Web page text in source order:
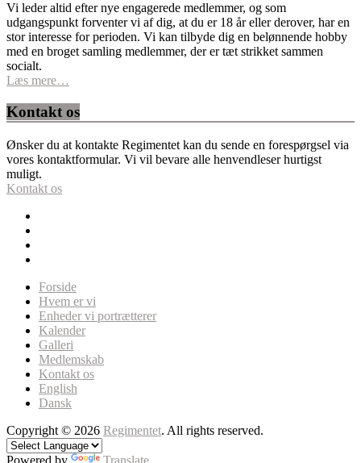
Vi leder altid efter nye engagerede medlemmer, og som
udgangspunkt forventer vi af dig, at du er 18 år eller derover, har en
stor interesse for perioden. Vi kan tilbyde dig en belønnende hobby
med en broget samling medlemmer, der er tæt strikket sammen
socialt.
Læs mere…
Kontakt os
Ønsker du at kontakte Regimentet kan du sende en forespørgsel via
vores kontaktformular. Vi vil bevare alle henvendleser hurtigst
muligt.
Kontakt os
Forside
Hvem er vi
Enheder vi portrætterer
Kalender
Galleri
Medlemskab
Kontakt os
English
Dansk
Copyright © 2026 Regimentet. All rights reserved.
Powered by Translate